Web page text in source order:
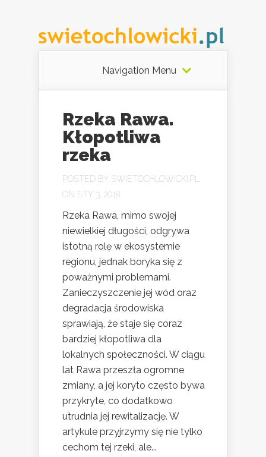
Navigation Menu
Rzeka Rawa.
Kłopotliwa
rzeka
POSTED BY SWIETOCHLOWICKI.PL
ON STY 3, 2018
Rzeka Rawa, mimo swojej
niewielkiej długości, odgrywa
istotną rolę w ekosystemie
regionu, jednak boryka się z
poważnymi problemami.
Zanieczyszczenie jej wód oraz
degradacja środowiska
sprawiają, że staje się coraz
bardziej kłopotliwa dla
lokalnych społeczności. W ciągu
lat Rawa przeszła ogromne
zmiany, a jej koryto często bywa
przykryte, co dodatkowo
utrudnia jej rewitalizację. W
artykule przyjrzymy się nie tylko
cechom tej rzeki, ale...